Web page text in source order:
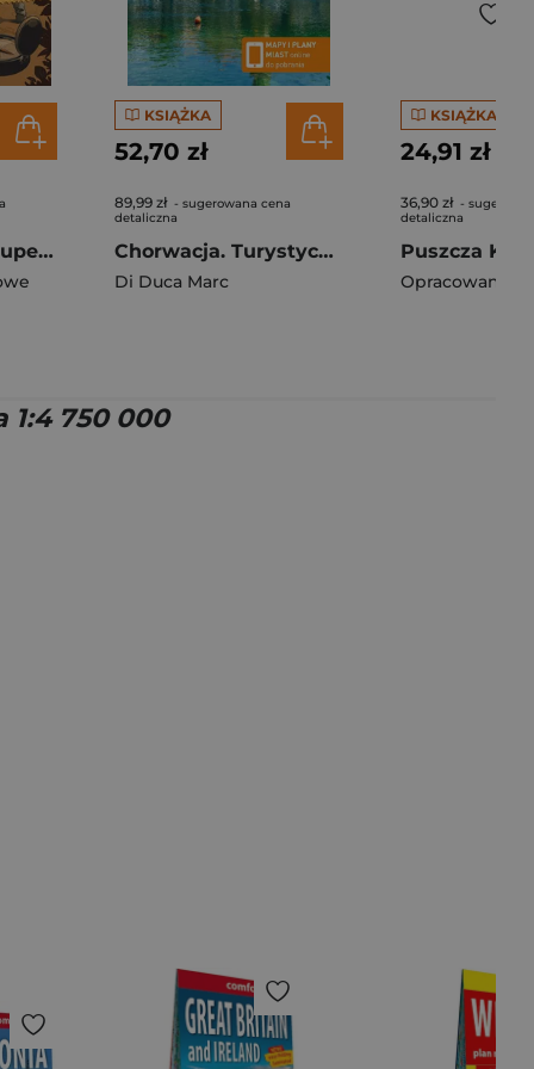
Szlak Akademii Superbohaterów. Popularnonaukowy przewodnik po Polsce
KSIĄŻKA
52,70 zł
89,99 zł - sugerowana cena
detaliczna
Chorwacja. Turystyczny przewodnik bez retuszu
Di Duca Marc
KSIĄŻKA
24,91 zł
36,90 zł -
detaliczna
Opracowanie
750 000